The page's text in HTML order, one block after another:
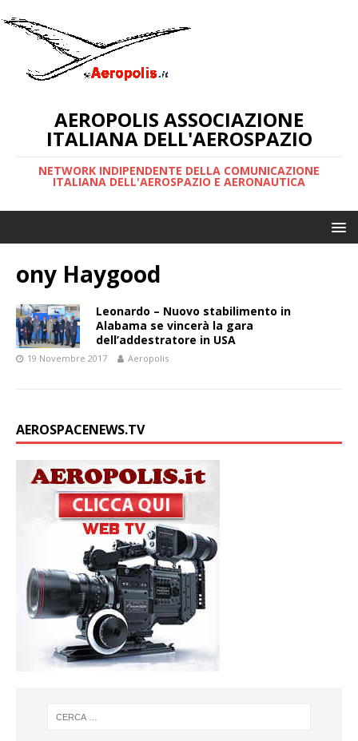
AEROPOLIS ASSOCIAZIONE
ITALIANA DELL'AEROSPAZIO
NETWORK INDIPENDENTE DELLA COMUNICAZIONE
ITALIANA DELL'AEROSPAZIO E AERONAUTICA
ony Haygood
Leonardo – Nuovo stabilimento in
Alabama se vincerà la gara
dell’addestratore in USA
19 Novembre 2017 Aeropolis
AEROSPACENEWS.TV